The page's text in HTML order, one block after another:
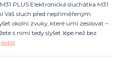
PLUS Elektronická sluchátka M31
Váš sluch před nepřiměřeným
okolní zvuky, které umí zesilovat –
s nimi tedy slyšet lépe než bez